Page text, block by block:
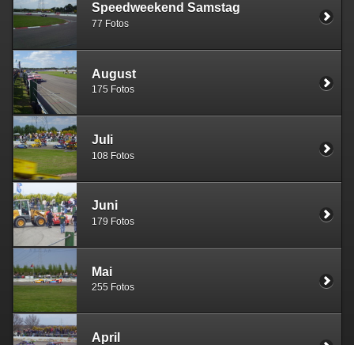
Speedweekend Samstag
77 Fotos
August
175 Fotos
Juli
108 Fotos
Juni
179 Fotos
Mai
255 Fotos
April